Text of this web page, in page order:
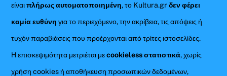
είναιπλήρως αυτοματοποιημένη, το Kultura.grδεν φέρει
καμία ευθύνη για το περιεχόμενο, την ακρίβεια, τις απόψεις ή
τυχόν παραβιάσεις που προέρχονται από τρίτες ιστοσελίδες.
Η επισκεψιμότητα μετριέται μεcookieless στατιστικά, χωρίς
χρήση cookies ή αποθήκευση προσωπικών δεδομένων,